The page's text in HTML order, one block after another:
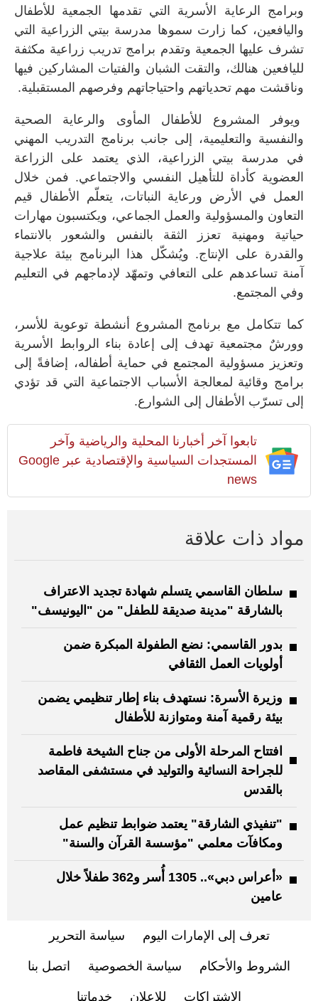
وبرامج الرعاية الأسرية التي تقدمها الجمعية للأطفال
واليافعين، كما زارت سموها مدرسة بيتي الزراعية التي
تشرف عليها الجمعية وتقدم برامج تدريب زراعية مكثفة
لليافعين هنالك، والتقت الشبان والفتيات المشاركين فيها
وناقشت مهم تحدياتهم واحتياجاتهم وفرصهم المستقبلية.
ويوفر المشروع للأطفال المأوى والرعاية الصحية
والنفسية والتعليمية، إلى جانب برنامج التدريب المهني
في مدرسة بيتي الزراعية، الذي يعتمد على الزراعة
العضوية كأداة للتأهيل النفسي والاجتماعي. فمن خلال
العمل في الأرض ورعاية النباتات، يتعلّم الأطفال قيم
التعاون والمسؤولية والعمل الجماعي، ويكتسبون مهارات
حياتية ومهنية تعزز الثقة بالنفس والشعور بالانتماء
والقدرة على الإنتاج. ويُشكّل هذا البرنامج بيئة علاجية
آمنة تساعدهم على التعافي وتمهّد لإدماجهم في التعليم
وفي المجتمع.
كما تتكامل مع برنامج المشروع أنشطة توعوية للأسر،
وورشٌ مجتمعية تهدف إلى إعادة بناء الروابط الأسرية
وتعزيز مسؤولية المجتمع في حماية أطفاله، إضافةً إلى
برامج وقائية لمعالجة الأسباب الاجتماعية التي قد تؤدي
إلى تسرّب الأطفال إلى الشوارع.
تابعوا آخر أخبارنا المحلية والرياضية وآخر
المستجدات السياسية والإقتصادية عبر Google
news
مواد ذات علاقة
سلطان القاسمي يتسلم شهادة تجديد الاعتراف
بالشارقة "مدينة صديقة للطفل" من "اليونيسف"
بدور القاسمي: نضع الطفولة المبكرة ضمن
أولويات العمل الثقافي
وزيرة الأسرة: نستهدف بناء إطار تنظيمي يضمن
بيئة رقمية آمنة ومتوازنة للأطفال
افتتاح المرحلة الأولى من جناح الشيخة فاطمة
للجراحة النسائية والتوليد في مستشفى المقاصد
بالقدس
"تنفيذي الشارقة" يعتمد ضوابط تنظيم عمل
ومكافآت معلمي "مؤسسة القرآن والسنة"
«أعراس دبي».. 1305 أُسر و362 طفلاً خلال
عامين
تعرف إلى الإمارات اليوم سياسة التحرير
الشروط والأحكام سياسة الخصوصية اتصل بنا
الاشتراكات للإعلان خدماتنا